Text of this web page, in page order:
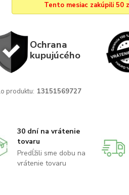
Tento mesiac zakúpili 50
Ochrana
kupujúcého
produktu: 13151569727
30 dní na vrátenie
tovaru
Predĺžili sme dobu na
vrátenie tovaru